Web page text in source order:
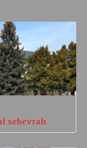
sebevrah